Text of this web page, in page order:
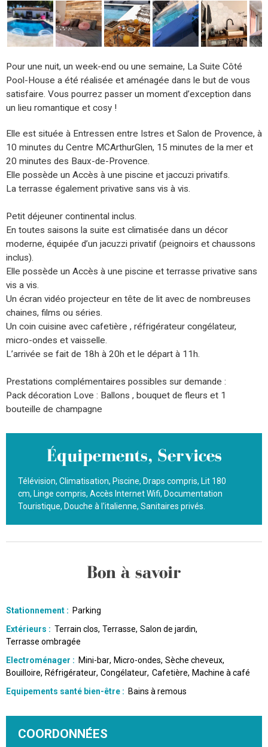
Pour une nuit, un week-end ou une semaine, La Suite Côté
Pool-House a été réalisée et aménagée dans le but de vous
satisfaire. Vous pourrez passer un moment d’exception dans
un lieu romantique et cosy !
Elle est située à Entressen entre Istres et Salon de Provence, à
10 minutes du Centre MCArthurGlen, 15 minutes de la mer et
20 minutes des Baux-de-Provence.
Elle possède un Accès à une piscine et jaccuzi privatifs.
La terrasse également privative sans vis à vis.
Petit déjeuner continental inclus.
En toutes saisons la suite est climatisée dans un décor
moderne, équipée d’un jacuzzi privatif (peignoirs et chaussons
inclus).
Elle possède un Accès à une piscine et terrasse privative sans
vis a vis.
Un écran vidéo projecteur en tête de lit avec de nombreuses
chaines, films ou séries.
Un coin cuisine avec cafetière , réfrigérateur congélateur,
micro-ondes et vaisselle.
L’arrivée se fait de 18h à 20h et le départ à 11h.
Prestations complémentaires possibles sur demande :
Pack décoration Love : Ballons , bouquet de fleurs et 1
bouteille de champagne
Équipements, Services
Télévision Climatisation Piscine Draps compris Lit 180
cm Linge compris Accès Internet Wifi Documentation
Touristique Douche à l'italienne Sanitaires privés
Bon à savoir
Stationnement : Parking
Extérieurs : Terrain clos Terrasse Salon de jardin
Terrasse ombragée
Electroménager : Mini-bar Micro-ondes Sèche cheveux
Bouilloire Réfrigérateur Congélateur Cafetière Machine à café
Equipements santé bien-être : Bains à remous
COORDONNÉES